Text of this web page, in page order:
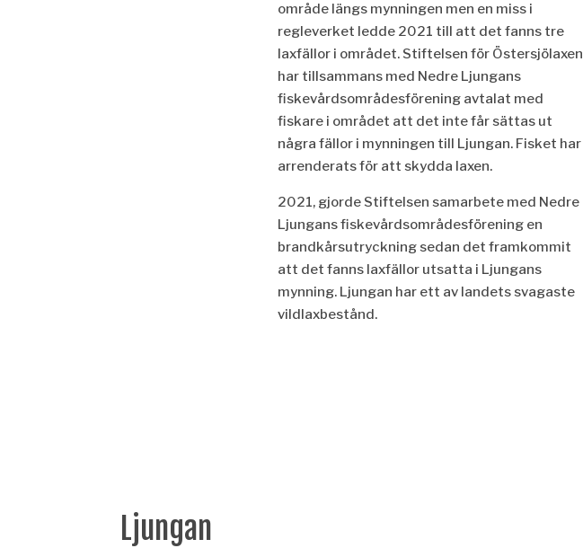
område längs mynningen men en miss i
regleverket ledde 2021 till att det fanns tre
laxfällor i området. Stiftelsen för Östersjölaxen
har tillsammans med Nedre Ljungans
fiskevårdsområdesförening avtalat med
fiskare i området att det inte får sättas ut
några fällor i mynningen till Ljungan. Fisket har
arrenderats för att skydda laxen.
2021, gjorde Stiftelsen samarbete med Nedre
Ljungans fiskevårdsområdesförening en
brandkårsutryckning sedan det framkommit
att det fanns laxfällor utsatta i Ljungans
mynning. Ljungan har ett av landets svagaste
vildlaxbestånd.
Ljungan